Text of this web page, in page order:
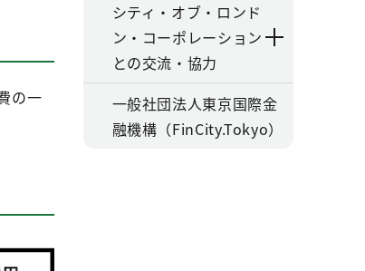
の一
シティ・オブ・ロンド
ン・コーポレーション
との交流・協力
一般社団法人東京国際金
融機構（FinCity.Tokyo）